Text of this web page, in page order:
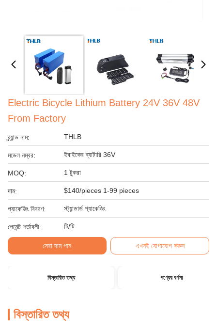
Electric Bicycle Lithium Battery 24V 36V 48V
From Factory
ব্র্যান্ড নাম: THLB
মডেল নম্বর: ইবাইকের ব্যাটারি 36V
MOQ: 1 টুকরা
দাম: $140/pieces 1-99 pieces
প্যাকেজিং বিবরণ: স্ট্যান্ডার্ড প্যাকেজিং
পেমেন্ট শর্তাবলী: টি/টি
সেরা দাম পান এখনই যোগাযোগ করুন
বিস্তারিত তথ্য পণ্যের বর্ণনা
বিস্তারিত তথ্য